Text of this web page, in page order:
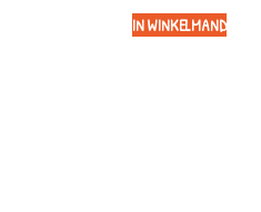
IN WINKELMAND